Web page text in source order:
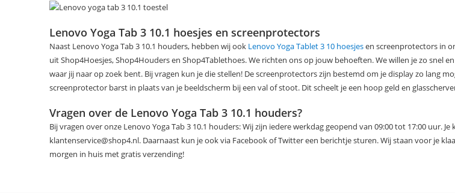
Lenovo Yoga Tab 3 10.1 hoesjes en screenprotectors
Naast Lenovo Yoga Tab 3 10.1 houders, hebben wij ook Lenovo Yoga Tablet 3 10 hoesjesen screenprotectors in
uit Shop4Hoesjes, Shop4Houders en Shop4Tablethoes. We richten ons op jouw behoeften. We willen je zo snel
waar jij naar op zoek bent. Bij vragen kun je die stellen! De screenprotectors zijn bestemd om je display zo lang
screenprotector barst in plaats van je beeldscherm bij een val of stoot. Dit scheelt je een hoop geld en
Vragen over de Lenovo Yoga Tab 3 10.1 houders?
Bij vragen over onze Lenovo Yoga Tab 3 10.1 houders: Wij zijn iedere werkdag geopend van 09:00 tot 17:00 uur.
klantenservice@shop4.nl. Daarnaast kun je ook via Facebook of Twitter een berichtje sturen. Wij staan voor je
morgen in huis met gratis verzending!